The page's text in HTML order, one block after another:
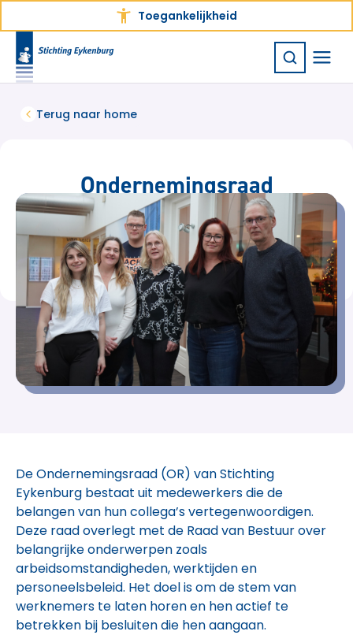
Toegankelijkheid
Terug naar home
Ondernemingsraad
De Ondernemingsraad (OR) van Stichting
Eykenburg bestaat uit medewerkers die de
belangen van hun collega’s vertegenwoordigen.
Deze raad overlegt met de Raad van Bestuur over
belangrijke onderwerpen zoals
arbeidsomstandigheden, werktijden en
personeelsbeleid. Het doel is om de stem van
werknemers te laten horen en hen actief te
betrekken bij besluiten die hen aangaan.